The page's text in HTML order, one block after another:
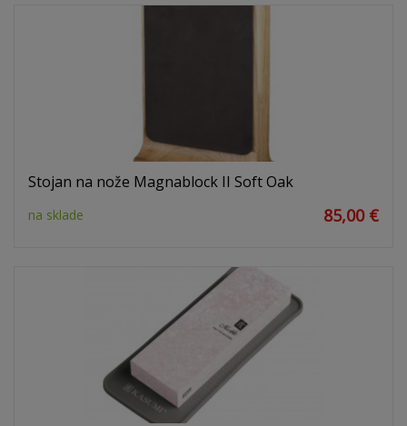
Stojan na nože Magnablock II Soft Oak
na sklade 85,00 €